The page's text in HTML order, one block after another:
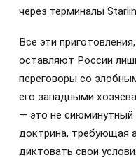
через терминалы
Все эти
оставляют России
переговоры со
его западными
— это не сиюминутный
доктрина, требующая
диктовать свои